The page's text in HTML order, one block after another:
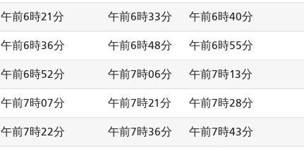
午前6時21分 午前6時33分 午前6時40分
午前6時36分 午前6時48分 午前6時55分
午前6時52分 午前7時06分 午前7時13分
午前7時07分 午前7時21分 午前7時28分
午前7時22分 午前7時36分 午前7時43分